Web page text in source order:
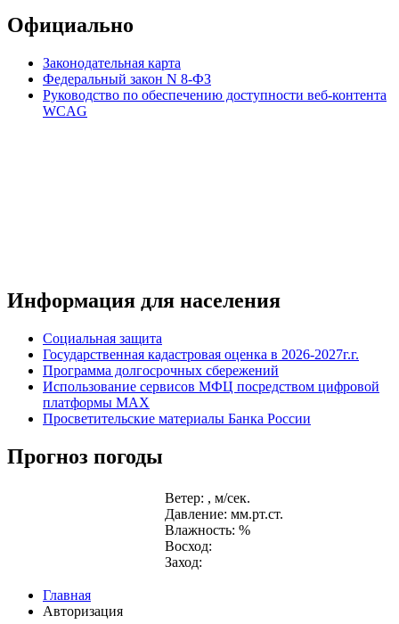
Официально
Законодательная карта
Федеральный закон N 8-ФЗ
Руководство по обеспечению доступности веб-контента
WCAG
Информация для населения
Социальная защита
Государственная кадастровая оценка в 2026-2027г.г.
Программа долгосрочных сбережений
Использование сервисов МФЦ посредством цифровой
платформы MAX
Просветительские материалы Банка России
Прогноз погоды
Ветер: , м/сек.
Давление: мм.рт.ст.
Влажность: %
Восход:
Заход:
Главная
Авторизация